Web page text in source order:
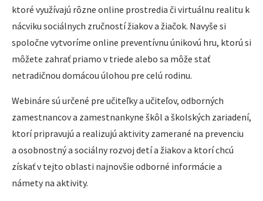
ktoré využívajú rôzne online prostredia či virtuálnu realitu k
nácviku sociálnych zručností žiakov a žiačok. Navyše si
spoločne vytvoríme online preventívnu únikovú hru, ktorú si
môžete zahrať priamo v triede alebo sa môže stať
netradičnou domácou úlohou pre celú rodinu.
Webináre sú určené pre učiteľky a učiteľov, odborných
zamestnancov a zamestnankyne škôl a školských zariadení,
ktorí pripravujú a realizujú aktivity zamerané na prevenciu
a osobnostný a sociálny rozvoj detí a žiakov a ktorí chcú
získať v tejto oblasti najnovšie odborné informácie a
námety na aktivity.